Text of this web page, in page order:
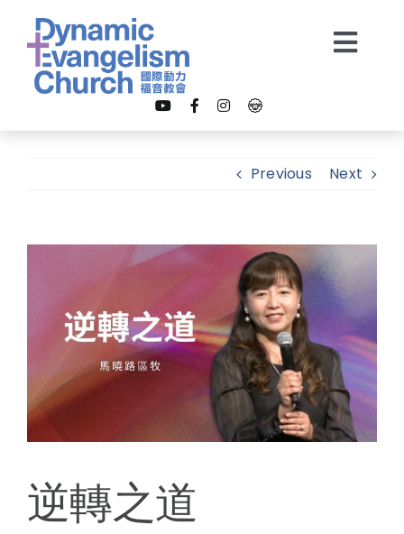
content
奉獻
線上報名
Previous Next
逆轉之道